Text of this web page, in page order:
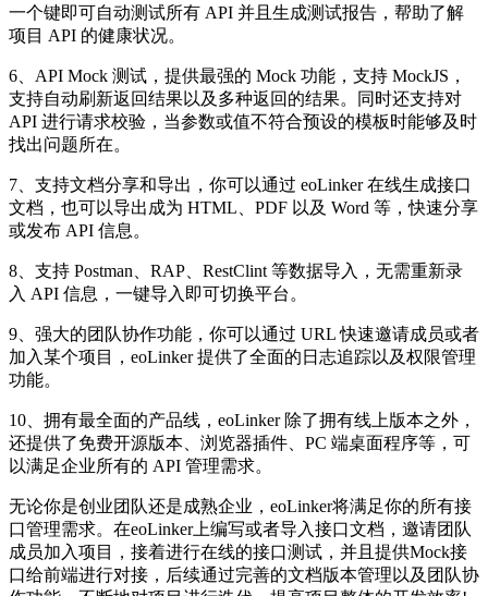
一个键即可自动测试所有 API 并且生成测试报告，帮助了解
项目 API 的健康状况。
6、API Mock 测试，提供最强的 Mock 功能，支持 MockJS，
支持自动刷新返回结果以及多种返回的结果。同时还支持对
API 进行请求校验，当参数或值不符合预设的模板时能够及时
找出问题所在。
7、支持文档分享和导出，你可以通过 eoLinker 在线生成接口
文档，也可以导出成为 HTML、PDF 以及 Word 等，快速分享
或发布 API 信息。
8、支持 Postman、RAP、RestClint 等数据导入，无需重新录
入 API 信息，一键导入即可切换平台。
9、强大的团队协作功能，你可以通过 URL 快速邀请成员或者
加入某个项目，eoLinker 提供了全面的日志追踪以及权限管理
功能。
10、拥有最全面的产品线，eoLinker 除了拥有线上版本之外，
还提供了免费开源版本、浏览器插件、PC 端桌面程序等，可
以满足企业所有的 API 管理需求。
无论你是创业团队还是成熟企业，eoLinker将满足你的所有接
口管理需求。在eoLinker上编写或者导入接口文档，邀请团队
成员加入项目，接着进行在线的接口测试，并且提供Mock接
口给前端进行对接，后续通过完善的文档版本管理以及团队协